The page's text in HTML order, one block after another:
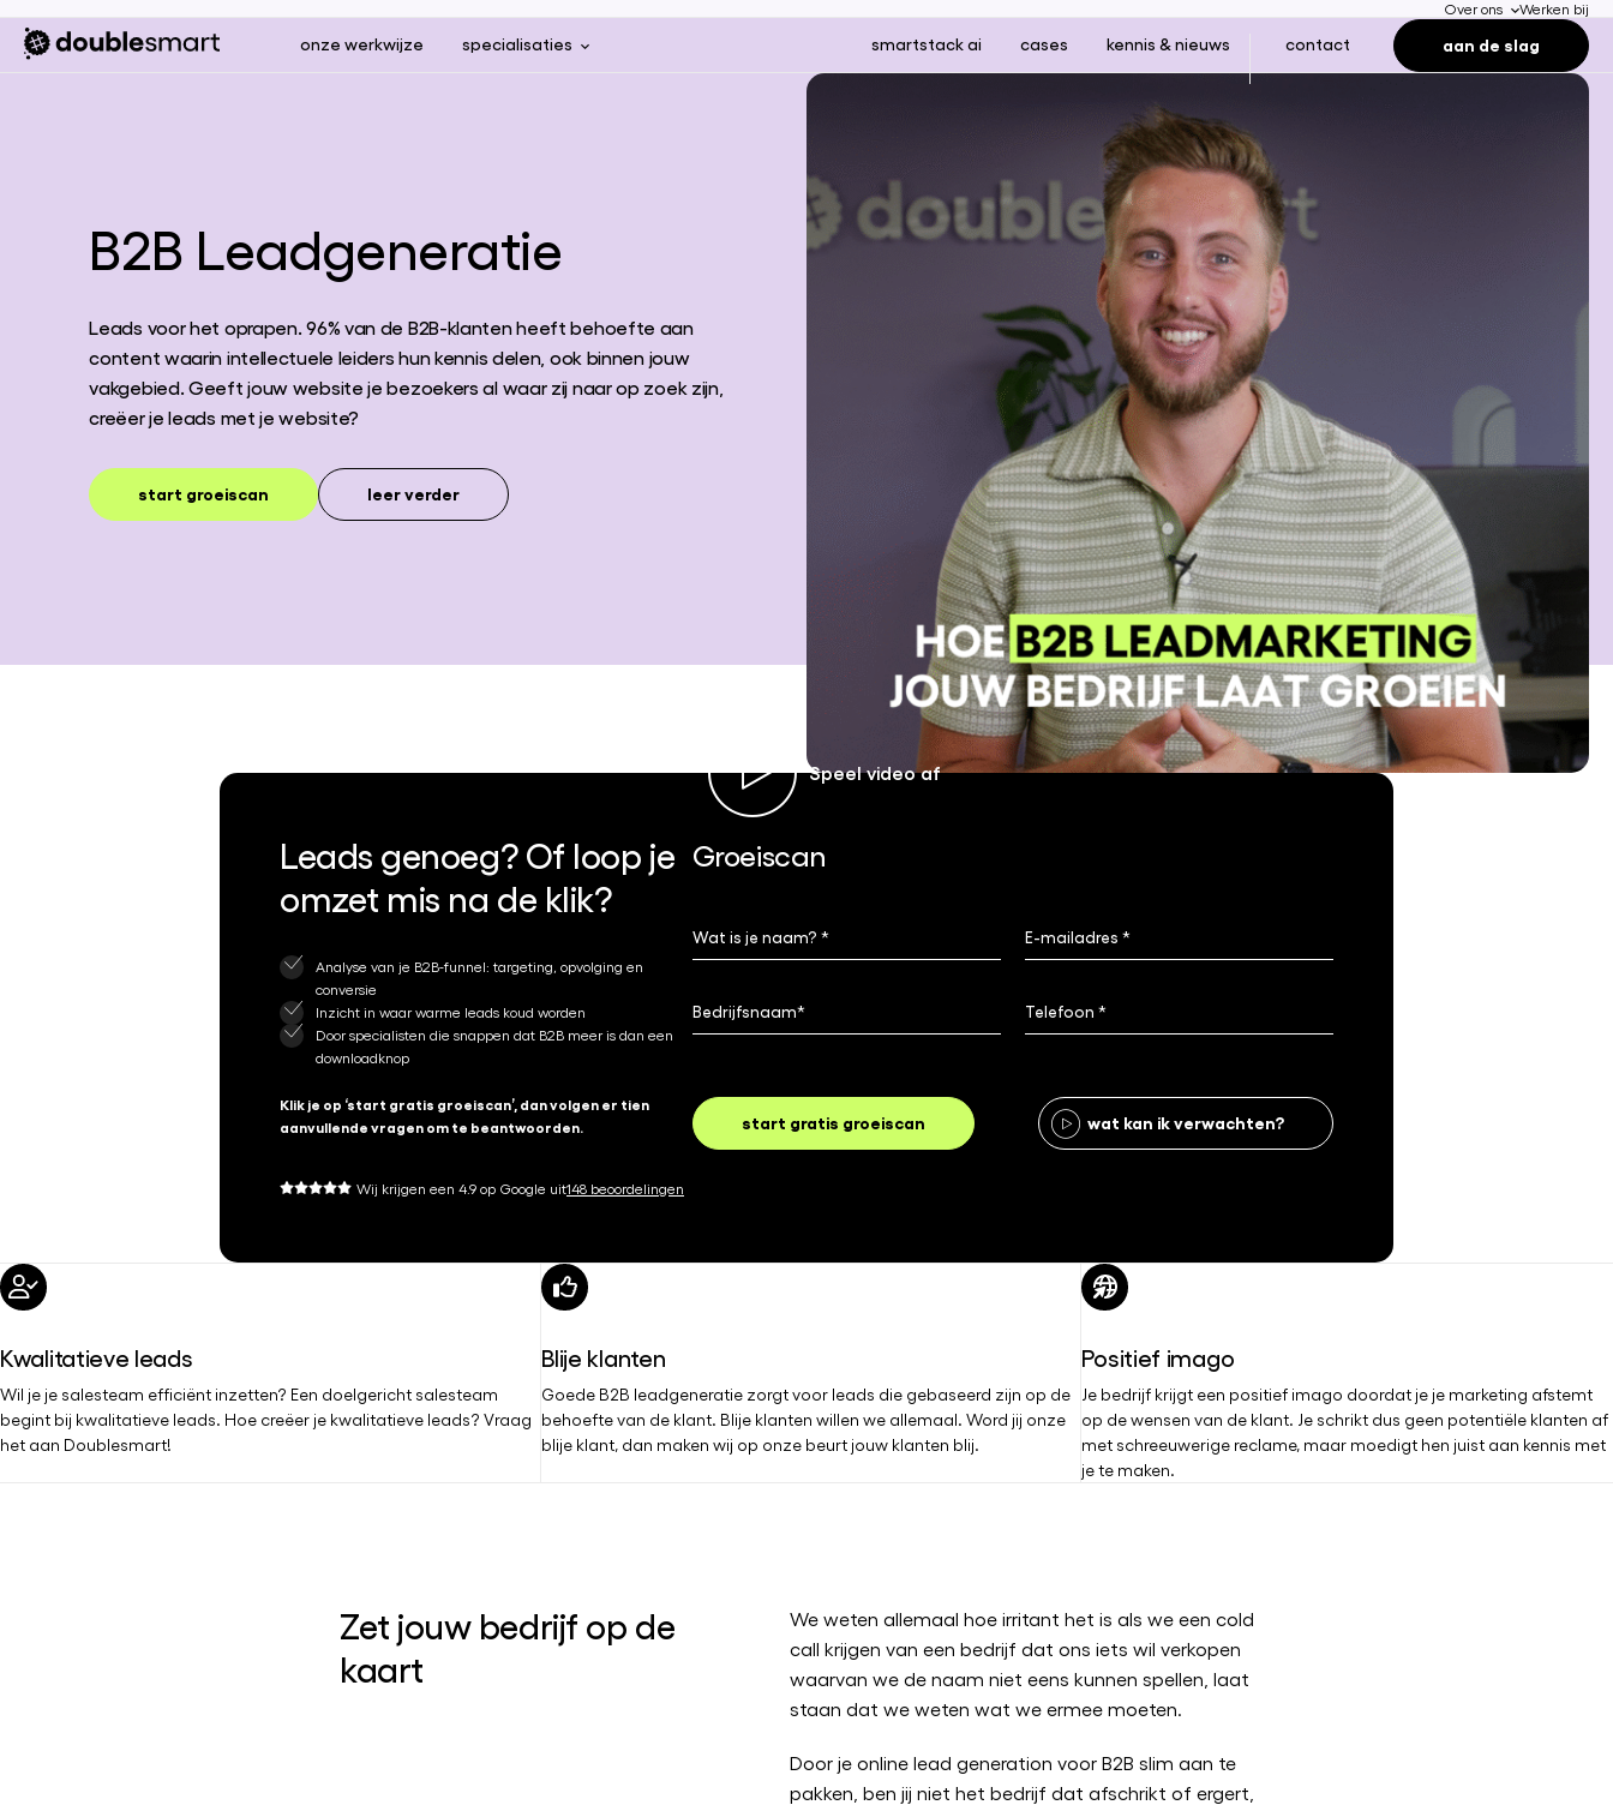
Over ons Werken bij
onze werkwijze specialisaties smartstack ai cases kennis & nieuws contact aan de slag
B2B Leadgeneratie
Leads voor het oprapen. 96% van de B2B-klanten heeft behoefte aan
content waarin intellectuele leiders hun kennis delen, ook binnen jouw
vakgebied. Geeft jouw website je bezoekers al waar zij naar op zoek zijn,
creëer je leads met je website?
start groeiscan leer verder
Leads genoeg? Of loop je
omzet mis na de klik?
Analyse van je B2B-funnel: targeting, opvolging en
conversie
Inzicht in waar warme leads koud worden
Door specialisten die snappen dat B2B meer is dan een
downloadknop
Klik je op ‘start gratis groeiscan’, dan volgen er tien
aanvullende vragen om te beantwoorden.
Wij krijgen een 4.9 op Google uit148 beoordelingen
Groeiscan
start gratis groeiscan wat kan ik verwachten?
Kwalitatieve leads
Wil je je salesteam efficiënt inzetten? Een doelgericht salesteam
begint bij kwalitatieve leads. Hoe creëer je kwalitatieve leads? Vraag
het aan Doublesmart!
Blije klanten
Goede B2B leadgeneratie zorgt voor leads die gebaseerd zijn op de
behoefte van de klant. Blije klanten willen we allemaal. Word jij onze
blije klant, dan maken wij op onze beurt jouw klanten blij.
Positief imago
Je bedrijf krijgt een positief imago doordat je je marketing afstemt
op de wensen van de klant. Je schrikt dus geen potentiële klanten af
met schreeuwerige reclame, maar moedigt hen juist aan kennis met
je te maken.
Zet jouw bedrijf op de
kaart
We weten allemaal hoe irritant het is als we een cold
call krijgen van een bedrijf dat ons iets wil verkopen
waarvan we de naam niet eens kunnen spellen, laat
staan dat we weten wat we ermee moeten.
Door je online lead generation voor B2B slim aan te
pakken, ben jij niet het bedrijf dat afschrikt of ergert,